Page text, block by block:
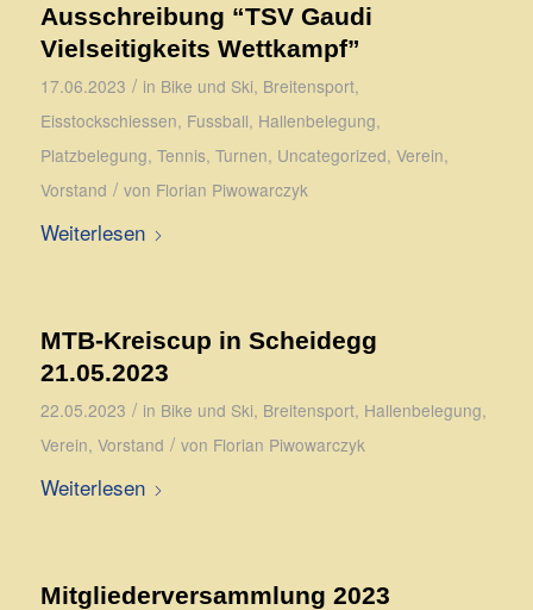
Ausschreibung “TSV Gaudi
Vielseitigkeits Wettkampf”
17.06.2023 / in Bike und Ski, Breitensport,
Eisstockschiessen, Fussball, Hallenbelegung,
Platzbelegung, Tennis, Turnen, Uncategorized, Verein,
Vorstand / von Florian Piwowarczyk
Weiterlesen
MTB-Kreiscup in Scheidegg
21.05.2023
22.05.2023 / in Bike und Ski, Breitensport, Hallenbelegung,
Verein, Vorstand / von Florian Piwowarczyk
Weiterlesen
Mitgliederversammlung 2023